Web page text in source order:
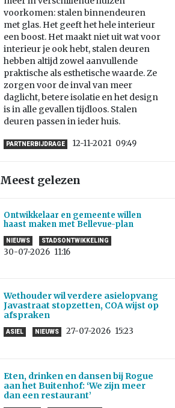
voorkomen: stalen binnendeuren
met glas. Het geeft het hele interieur
een boost. Het maakt niet uit wat voor
interieur je ook hebt, stalen deuren
hebben altijd zowel aanvullende
praktische als esthetische waarde. Ze
zorgen voor de inval van meer
daglicht, betere isolatie en het design
is in alle gevallen tijdloos. Stalen
deuren passen in ieder huis.
PARTNERBIJDRAGE 12-11-2021 09:49
Meest gelezen
Ontwikkelaar en gemeente willen
haast maken met Bellevue-plan
NIEUWS STADSONTWIKKELING
30-07-2026 11:16
Wethouder wil verdere asielopvang
Javastraat stopzetten, COA wijst op
afspraken
ASIEL NIEUWS 27-07-2026 15:23
Eten, drinken en dansen bij Rogue
aan het Buitenhof: ‘We zijn meer
dan een restaurant’